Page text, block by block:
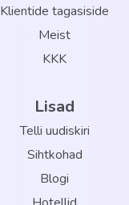
Klientide tagasiside
Meist
KKK
Lisad
Telli uudiskiri
Sihtkohad
Blogi